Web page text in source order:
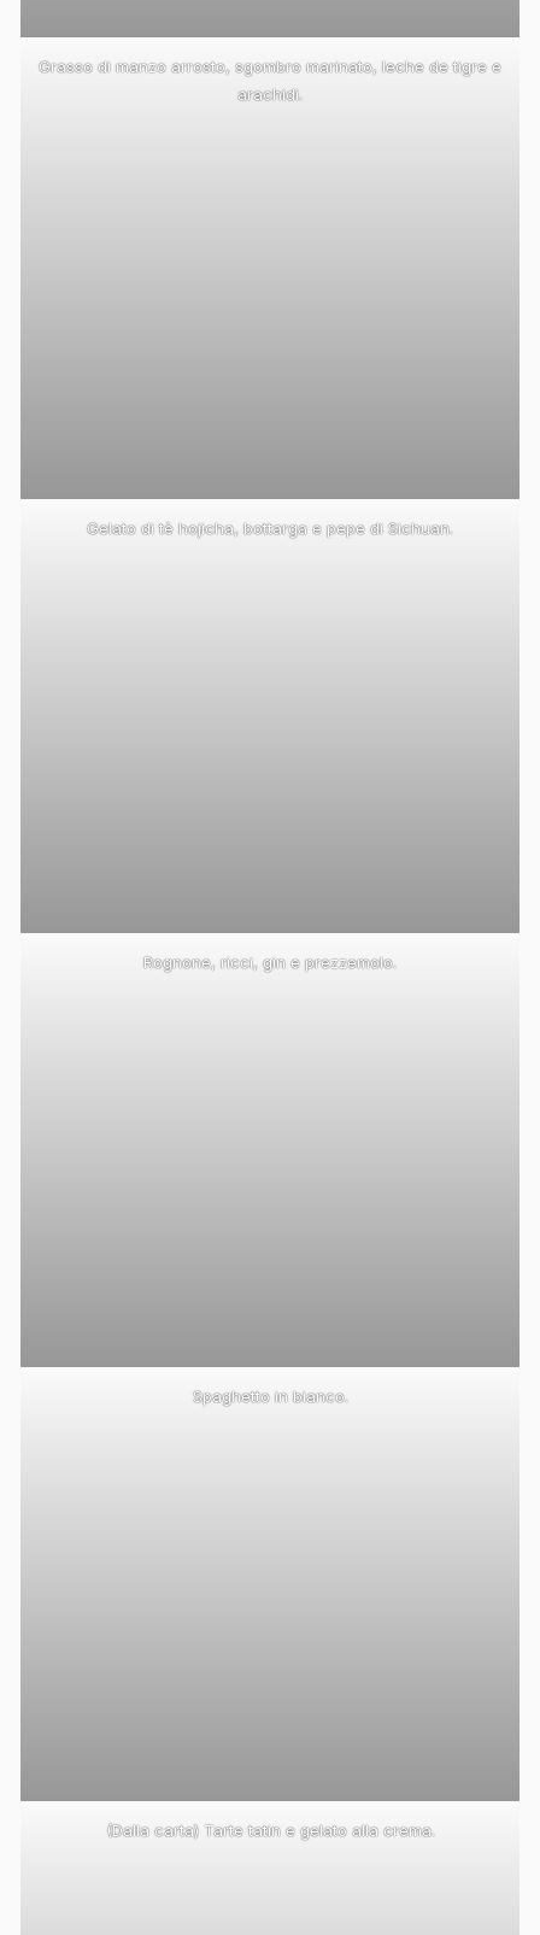
Grasso di manzo arrosto, sgombro marinato, leche de tigre e
arachidi.
Gelato di tè hojicha, bottarga e pepe di Sichuan.
Rognone, ricci, gin e prezzemolo.
Spaghetto in bianco.
(Dalla carta) Tarte tatin e gelato alla crema.